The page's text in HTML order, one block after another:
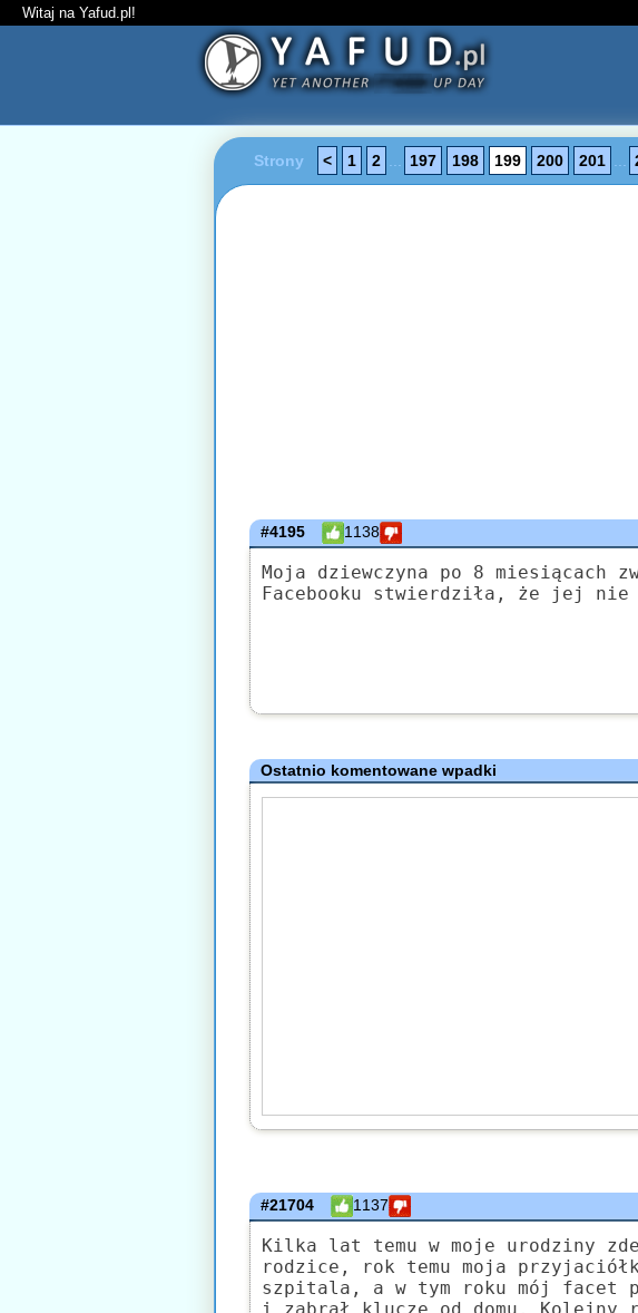
Witaj na Yafud.pl!
Strony < 1 2 197 198 199 200 201
#4195 1138
Moja dziewczyna po 8 miesiącach
Facebooku stwierdziła, że jej nie
Ostatnio komentowane wpadki
#21704 1137
Kilka lat temu w moje urodziny
rodzice, rok temu moja
szpitala, a w tym roku mój facet